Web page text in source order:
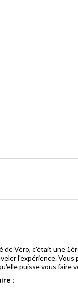
de Véro, c'était une
l'expérience. Vous
puisse vous faire
: